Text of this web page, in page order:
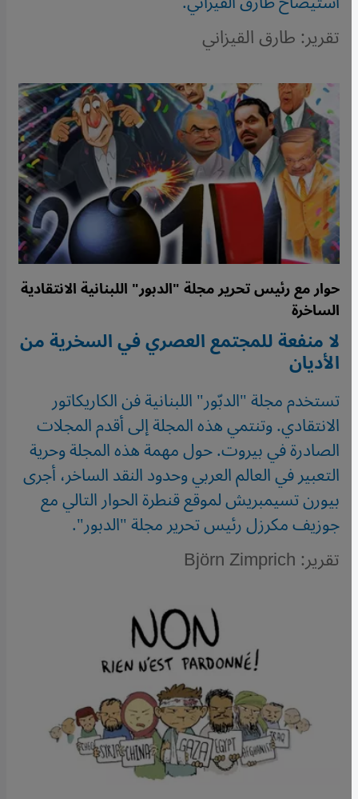
تقرير: طارق القيزاني
حوار مع رئيس تحرير مجلة "الدبور" اللبنانية الانتقادية
الساخرة
لا منفعة للمجتمع العصري في السخرية من
الأديان
تستخدم مجلة "الدبّور" اللبنانية فن الكاريكاتور
الانتقادي. وتنتمي هذه المجلة إلى أقدم المجلات
الصادرة في بيروت. حول مهمة هذه المجلة وحرية
التعبير في العالم العربي وحدود النقد الساخر، أجرى
بيورن تسيمبريش لموقع قنطرة الحوار التالي مع
جوزيف مكرزل رئيس تحرير مجلة "الدبور".
تقرير: Björn Zimprich